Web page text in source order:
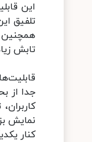
این
تلفیق
تابش
جدا از
کنار